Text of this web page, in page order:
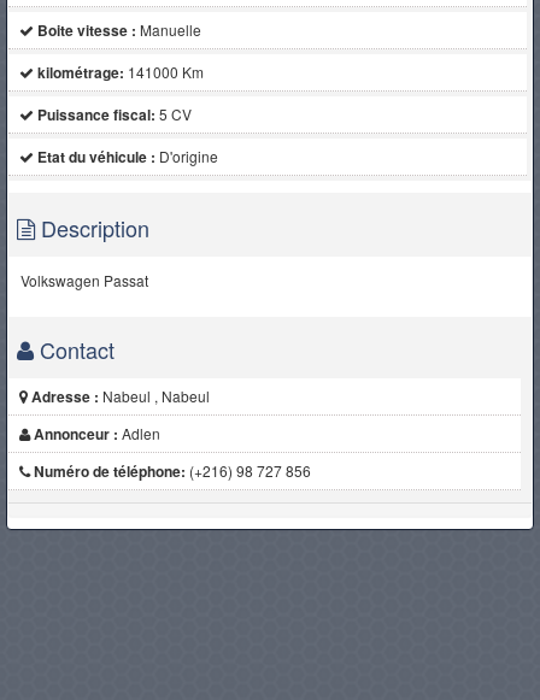
Boite vitesse : Manuelle
kilométrage: 141000 Km
Puissance fiscal: 5 CV
Etat du véhicule : D'origine
Description
Volkswagen Passat
Contact
Adresse : Nabeul , Nabeul
Annonceur : Adlen
Numéro de téléphone: (+216) 98 727 856